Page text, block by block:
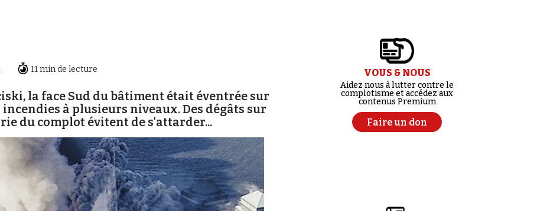
11 min de lecture
la face Sud du bâtiment était éventrée sur
à plusieurs niveaux. Des dégâts sur
du complot évitent de s'attarder...
VOUS & NOUS
Aidez nous à lutter contre le
complotisme et accédez aux
contenus Premium
Faire un don